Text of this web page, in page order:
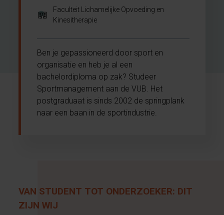
Faculteit Lichamelijke Opvoeding en
Kinesitherapie
Ben je gepassioneerd door sport en
organisatie en heb je al een
bachelordiploma op zak? Studeer
Sportmanagement aan de VUB. Het
postgraduaat is sinds 2002 de springplank
naar een baan in de sportindustrie.
VAN STUDENT TOT ONDERZOEKER: DIT
ZIJN WIJ